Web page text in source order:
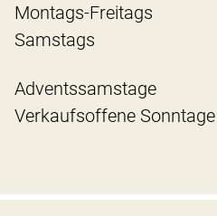
Montags-Freitags
Samstags
Adventssamstage
Verkaufsoffene Sonntage